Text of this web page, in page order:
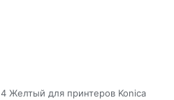
Желтый для принтеров Konica